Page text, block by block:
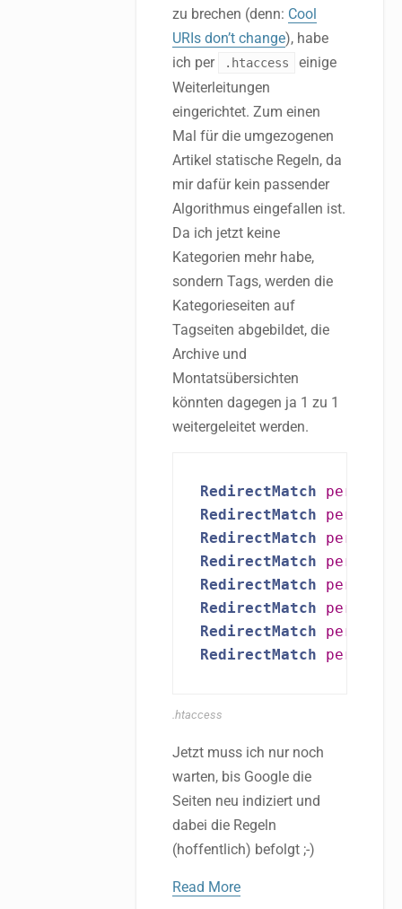
zu brechen (denn: Cool
URIs don’t change), habe
ich per
.htaccess
einige
Weiterleitungen
eingerichtet. Zum einen
Mal für die umgezogenen
Artikel statische Regeln, da
mir dafür kein passender
Algorithmus eingefallen ist.
Da ich jetzt keine
Kategorien mehr habe,
sondern Tags, werden die
Kategorieseiten auf
Tagseiten abgebildet, die
Archive und
Montatsübersichten
könnten dagegen ja 1 zu 1
weitergeleitet werden.
RedirectMatch
RedirectMatch
RedirectMatch
RedirectMatch
RedirectMatch
RedirectMatch
RedirectMatch
RedirectMatch
.htaccess
Jetzt muss ich nur noch
warten, bis Google die
Seiten neu indiziert und
dabei die Regeln
(hoffentlich) befolgt ;-)
Read More